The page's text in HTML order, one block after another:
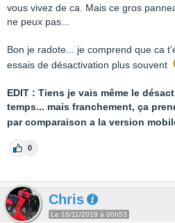
vous vivez de ca. Mais ce gros
ne peux pas...
Bon je radote... je comprend que ca
essais de désactivation plus souvent
EDIT : Tiens je vais même le
temps... mais franchement, ça
par comparaison a la version
0
Chris
Le 16/11/2019 à 00h53